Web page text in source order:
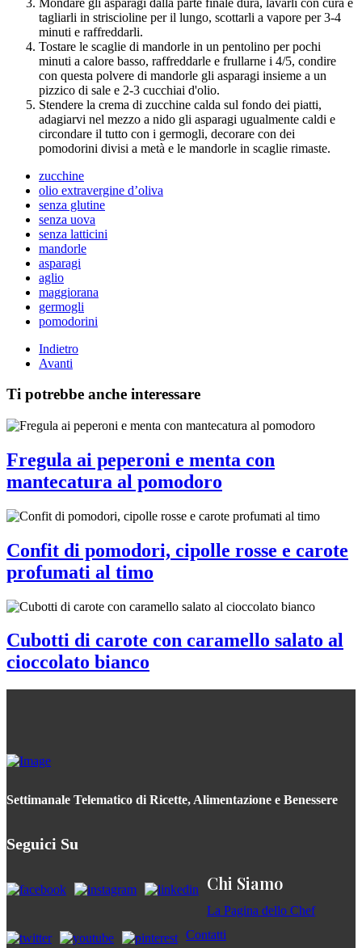
tagliarli in striscioline per il lungo, scottarli a vapore per 3-4
minuti e raffreddarli.
Tostare le scaglie di mandorle in un pentolino per pochi
minuti a calore basso, raffreddarle e frullarne i 4/5, condire
con questa polvere di mandorle gli asparagi insieme a un
pizzico di sale e 2-3 cucchiai d'olio.
Stendere la crema di zucchine calda sul fondo dei piatti,
adagiarvi nel mezzo a nido gli asparagi ugualmente caldi e
circondare il tutto con i germogli, decorare con dei
pomodorini divisi a metà e le mandorle in scaglie rimaste.
zucchine
olio extravergine d’oliva
senza glutine
senza uova
senza latticini
mandorle
asparagi
aglio
maggiorana
germogli
pomodorini
Indietro
Avanti
Ti potrebbe anche interessare
Fregula ai peperoni e menta con
mantecatura al pomodoro
Confit di pomodori, cipolle rosse e carote
profumati al timo
Cubotti di carote con caramello salato al
cioccolato bianco
Settimanale Telematico di Ricette, Alimentazione e Benessere
Seguici Su
Chi Siamo
La Pagina dello Chef
Contatti